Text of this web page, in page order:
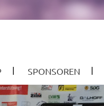
SPONSOREN